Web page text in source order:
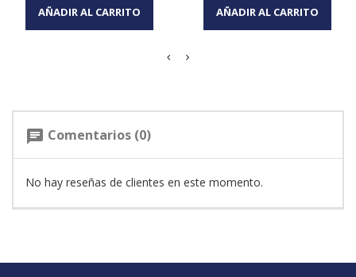
AÑADIR AL CARRITO AÑADIR AL CARRITO
chat Comentarios (0)
No hay reseñas de clientes en este momento.